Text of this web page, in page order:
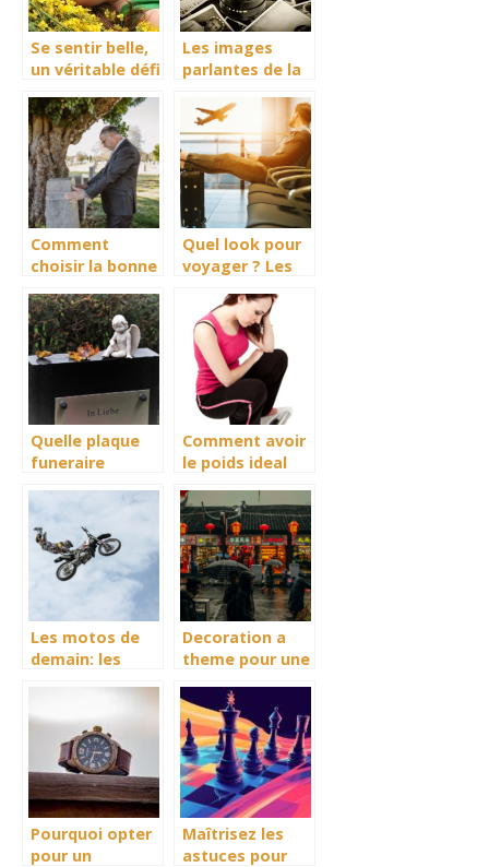
Se sentir belle,
un véritable défi
personnes en
manque de
confiance
Les images
parlantes de la
lifestyle
Comment
choisir la bonne
?
Quel look pour
voyager ? Les
un trip-style
masculin reussi
Quelle plaque
funeraire
sublimer le
dernier
hommage a un
etre cher ?
Comment avoir
le poids ideal
Les motos de
demain: les
Decoration a
theme pour une
festive du
nouvel an
chinois
Pourquoi opter
pour un
Maîtrisez les
astuces pour